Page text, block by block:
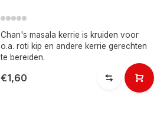
Chan's masala kerrie is kruiden voor
o.a. roti kip en andere kerrie gerechten
te bereiden.
€1,60